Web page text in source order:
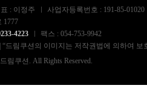
: 이정주
사업자등록번호 : 191-85-01020
1777
4223
팩스 : 054-753-9942
| “드림쿠션의 이미지는 저작권법에 의하
림쿠션. All Rights Reserved.